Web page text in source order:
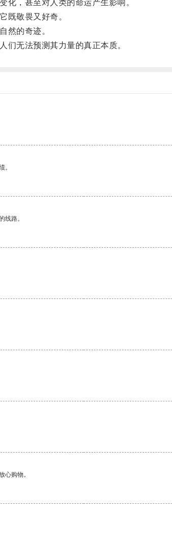
，甚至对人类的命运产生影响。
敬畏又好奇。
然的奇迹。
无法预测其力量的真正本质。
。
线路。
心购物。